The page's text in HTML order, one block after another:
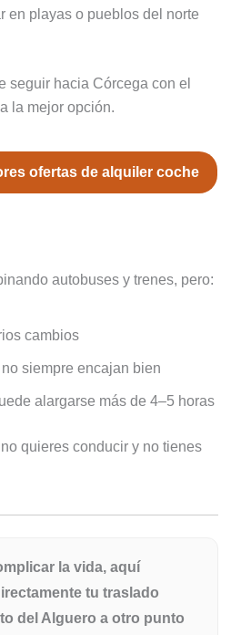
en playas o pueblos del norte
seguir hacia Córcega con el
la mejor opción.
ofertas de alquiler coche
autobuses y trenes, pero:
cambios
siempre encajan bien
alargarse más de 4–5 horas
quieres conducir y no tienes
la vida, aquí
tu traslado
del Alguero a otro punto